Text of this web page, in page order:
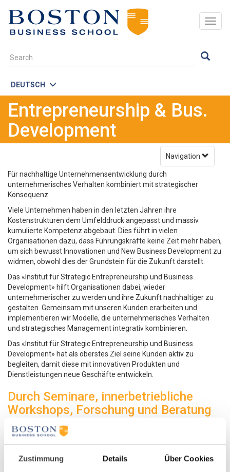
Zustimmung Details Über Cookies
DEUTSCH
Entrepreneurship & Bus.
Development
Navigation
Für nachhaltige Unternehmensentwicklung durch
unternehmerisches Verhalten kombiniert mit strategischer
Konsequenz.
Viele Unternehmen haben in den letzten Jahren ihre
Kostenstrukturen dem Umfelddruck angepasst und massiv
kumulierte Kompetenz abgebaut. Dies führt in vielen
Organisationen dazu, dass Führungskräfte keine Zeit mehr haben,
um sich bewusst Innovationen und New Business Development zu
widmen, obwohl dies der Grundstein für die Zukunft darstellt.
Das «Institut für Strategic Entrepreneurship und Business
Development» hilft Organisationen dabei, wieder
unternehmerischer zu werden und ihre Zukunft nachhaltiger zu
gestalten. Gemeinsam mit unseren Kunden erarbeiten und
implementieren wir Modelle, die unternehmerisches Verhalten
und strategisches Management integrativ kombinieren.
Das «Institut für Strategic Entrepreneurship und Business
Development» hat als oberstes Ziel seine Kunden aktiv zu
begleiten, damit diese mit innovativen Produkten und
Dienstleistungen neue Geschäfte entwickeln.
Durch Seminare, innerbetriebliche
Workshops, Forschung und Beratung
unterstützen wir Sie bei folgenden
Aufgabenstellungen:
Lagebeurteilung und ermitteln von unternehmerischen